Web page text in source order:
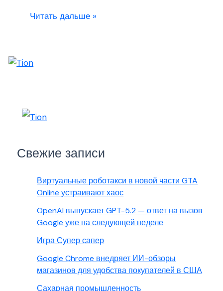
Читать дальше »
Свежие записи
Виртуальные роботакси в новой части GTA
Online устраивают хаос
OpenAI выпускает GPT-5.2 — ответ на вызов
Google уже на следующей неделе
Игра Супер сапер
Google Chrome внедряет ИИ-обзоры
магазинов для удобства покупателей в США
Сахарная промышленность